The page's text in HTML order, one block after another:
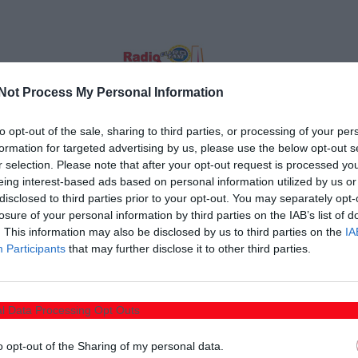
Process My Personal Information
opt-out of the sale, sharing to third parties, or processing of your
for targeted advertising by us, please use the below opt-out
selection. Please note that after your opt-out request is processed
interest-based ads based on personal information utilized by us
to third parties prior to your opt-out. You may separately
of your personal information by third parties on the IAB’s list of
This information may also be disclosed by us to third parties on the
Participants that may further disclose it to other third parties.
Data Processing Opt Outs
opt-out of the Sharing of my personal data.
ΑΕ Κομοτηνής στην έδρα της επί του μαχητικού και
για την 17η αγωνιστική και ανέβηκε έστω και
κατακτώντας δια περιπάτου του πρώτο σετ με 25-
Η ομάδα της Θεσσαλονίκης έστω και χωρίς
απάντησε κατακτώντας τα δυο επόμενα σετ στις
βάζοντας φωτιά στην αναμέτρηση.
κόσμου τους πήραν το τέταρτο σετ εύκολα με 25-13
μικρό προβάδισμα, ξέφυγαν με σερί 14-11